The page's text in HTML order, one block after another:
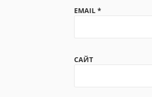
EMAIL *
САЙТ